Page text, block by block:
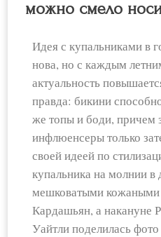
можно смело
Идея с купальниками в
нова, но с каждым
актуальность
правда: бикини
же топы и боди, причем
инфлюенсеры только
своей идеей по
купальника на молнии
мешковатыми
Кардашьян, а накануне
Уайтли поделилась